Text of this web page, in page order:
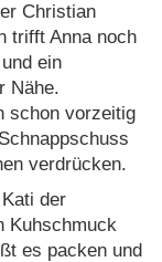
Christian
trifft Anna noch
ein
Nähe.
schon vorzeitig
verdrücken.
der
Kuhschmuck
es packen und